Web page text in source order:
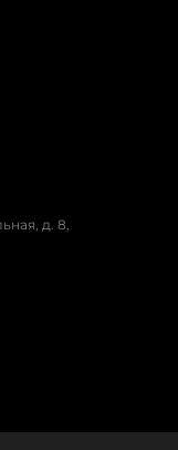
д. 8,